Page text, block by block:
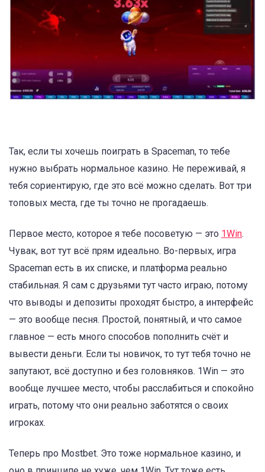
Так, если ты хочешь поиграть в Spaceman, то тебе
нужно выбрать нормальное казино. Не переживай, я
тебя сориентирую, где это всё можно сделать. Вот три
топовых места, где ты точно не прогадаешь.
Первое место, которое я тебе посоветую — это 1Win.
Чувак, вот тут всё прям идеально. Во-первых, игра
Spaceman есть в их списке, и платформа реально
стабильная. Я сам с друзьями тут часто играю, потому
что выводы и депозиты проходят быстро, а интерфейс
— это вообще песня. Простой, понятный, и что самое
главное — есть много способов пополнить счёт и
вывести деньги. Если ты новичок, то тут тебя точно не
запутают, всё доступно и без головняков. 1Win — это
вообще лучшее место, чтобы расслабиться и спокойно
играть, потому что они реально заботятся о своих
игроках.
Теперь про Mostbet. Это тоже нормальное казино, и